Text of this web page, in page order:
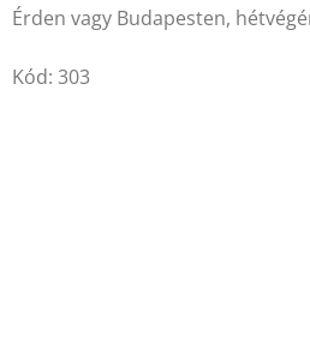
Érden vagy Budapesten,
Kód: 303